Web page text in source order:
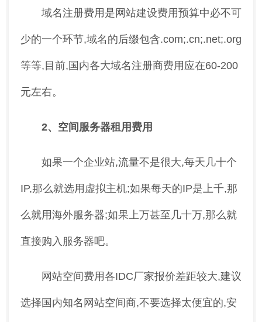
域名注册费用是网站建设费用预算中必不可
少的一个环节,域名的后缀包含.com;.cn;.net;.org
等等,目前,国内各大域名注册商费用应在60-200
元左右。
2、空间服务器租用费用
如果一个企业站,流量不是很大,每天几十个
IP,那么就选用虚拟主机;如果每天的IP是上千,那
么就用海外服务器;如果上万甚至几十万,那么就
直接购入服务器吧。
网站空间费用各IDC厂家报价差距较大,建议
选择国内知名网站空间商,不要选择太便宜的,安